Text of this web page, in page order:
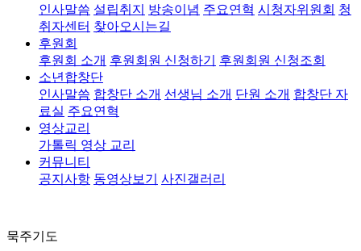
인사말씀 설립취지 방송이념 주요연혁 시청자위원회 청
취자센터 찾아오시는길
후원회
후원회 소개 후원회원 신청하기
후원회원 신청조회
소년합창단
인사말씀 합창단 소개 선생님 소개 단원 소개 합창단 자
료실 주요연혁
영상교리
가톨릭 영상 교리
커뮤니티
공지사항 동영상보기 사진갤러리
묵주기도